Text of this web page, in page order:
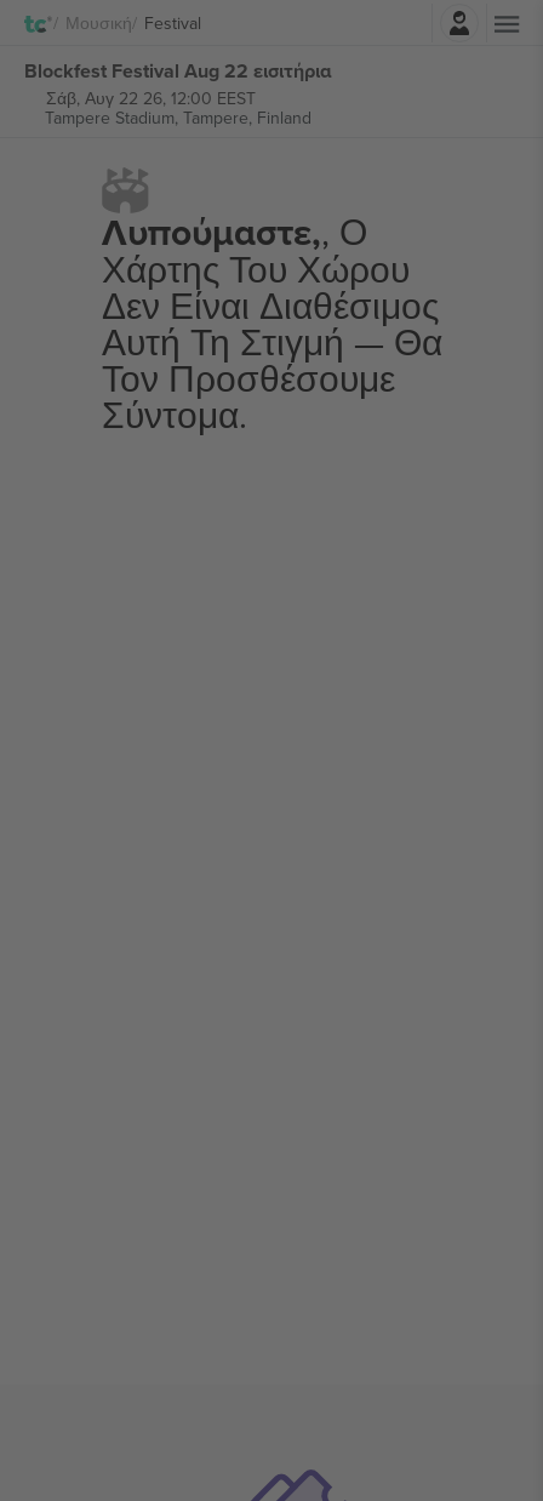
Μουσική Festival
Blockfest Festival Aug 22 εισιτήρια
Σάβ, Αυγ 22 26, 12:00 EEST
Tampere Stadium, Tampere, Finland
Λυπούμαστε,, Ο
Χάρτης Του Χώρου
Δεν Είναι Διαθέσιμος
Αυτή Τη Στιγμή — Θα
Τον Προσθέσουμε
Σύντομα.